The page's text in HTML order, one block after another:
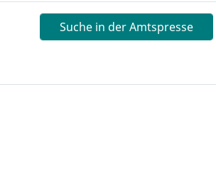
Suche in der Amtspresse